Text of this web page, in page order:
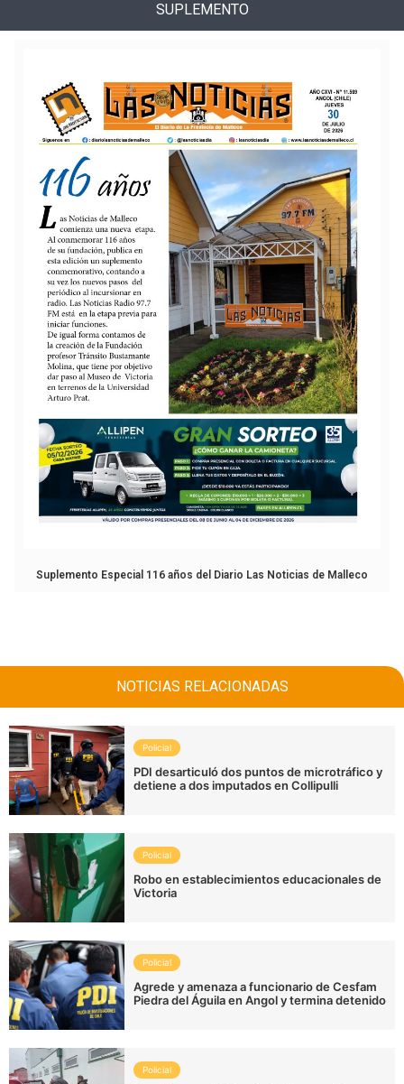
SUPLEMENTO
Suplemento Especial 116 años del Diario Las Noticias de Malleco
NOTICIAS RELACIONADAS
Policial
PDI desarticuló dos puntos de microtráfico y
detiene a dos imputados en Collipulli
Policial
Robo en establecimientos educacionales de
Victoria
Policial
Agrede y amenaza a funcionario de Cesfam
Piedra del Águila en Angol y termina detenido
Policial